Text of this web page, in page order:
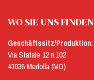
WO SIE UNS FINDEN
Geschäftssitz/Produktion:
Via Statale 12 n.102
41036 Medolla (MO)